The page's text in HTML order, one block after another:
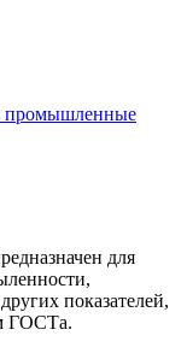
промышленные
для
показателей,
ГОСТа.